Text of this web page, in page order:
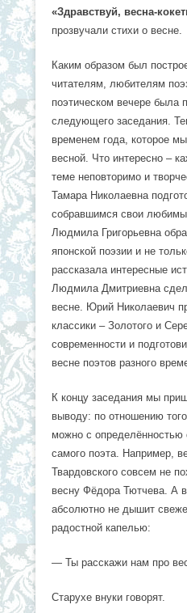
«Здравствуй, весна-
прозвучали стихи о весне.
Каким образом был
читателям, любителям
поэтическом вечере была
следующего заседания.
временем года, которое
весной. Что интересно –
теме неповторимо и
Тамара Николаевна
собравшимся свои
Людмила Григорьевна
японской поэзии и не
рассказала интересные
Людмила Дмитриевна
весне. Юрий Николаевич
классики – Золотого и
современности и
весне поэтов разного
К концу заседания мы
выводу: по отношению
можно с определённостью
самого поэта. Например,
Твардовского совсем не
весну Фёдора Тютчева. А
абсолютно не дышит
радостной капелью:
— Ты расскажи нам про
Старухе внуки говорят.